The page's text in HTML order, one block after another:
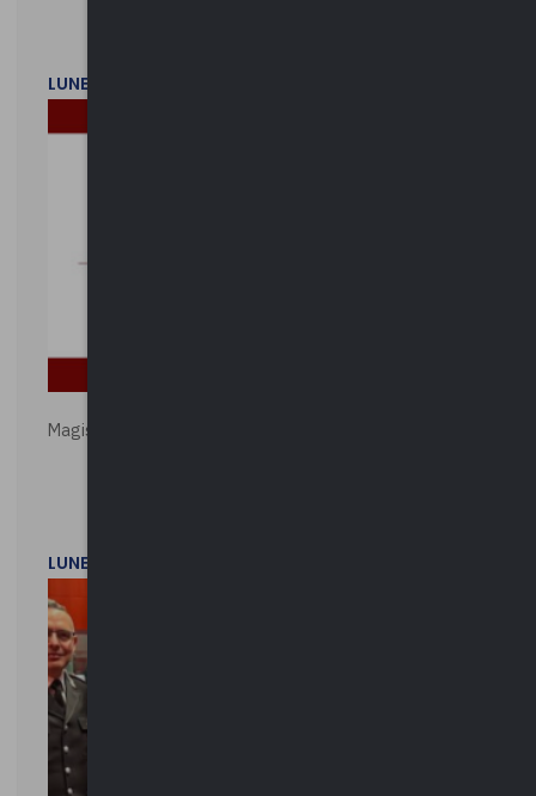
LUNEDì 2 FEBBRAIO 2026
Magistratura e Costituzione. Le ragioni del SÌ e del NO
LUNEDì 1 DICEMBRE 2025